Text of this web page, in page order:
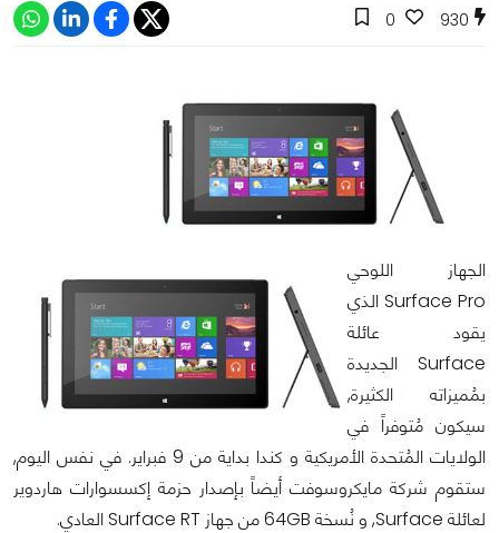
930
0
الجهاز اللوحي
Surface Pro الذي
يقود عائلة
Surface الجديدة
بمُميزاته الكثيرة,
سيكون مُتوفراً في
الولايات المُتحدة الأمريكية و كندا بداية من 9 فبراير. في نفس اليوم,
ستقوم شركة مايكروسوفت أيضاً بإصدار حزمة إكسسوارات هاردوير
لعائلة Surface, و نُسخة 64GB من جهاز Surface RT العادي.